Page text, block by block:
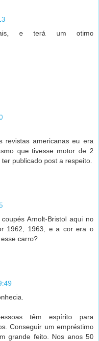
e terá um otimo
revistas americanas eu era
que tivesse motor de 2
publicado post a respeito.
Arnolt-Bristol aqui no
1962, 1963, e a cor era o
carro?
têm espírito para
Conseguir um empréstimo
grande feito. Nos anos 50